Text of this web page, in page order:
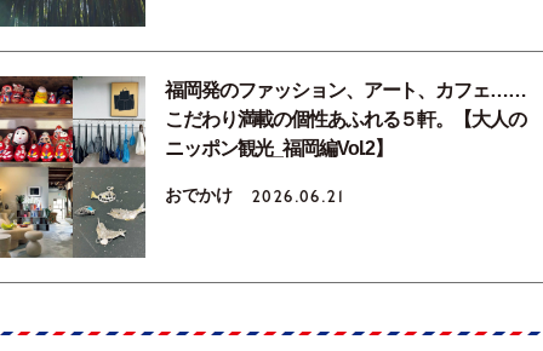
福岡発のファッション、アート、カフェ……
こだわり満載の個性あふれる５軒。【大人の
ニッポン観光_福岡編Vol.2】
おでかけ 2026.06.21